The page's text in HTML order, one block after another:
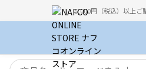
5,000円（税込）以上ご